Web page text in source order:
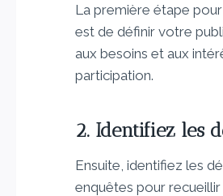
La première étape
est de définir votre
aux besoins et aux
participation.
2. Identifiez les
Ensuite, identifiez les
enquêtes pour